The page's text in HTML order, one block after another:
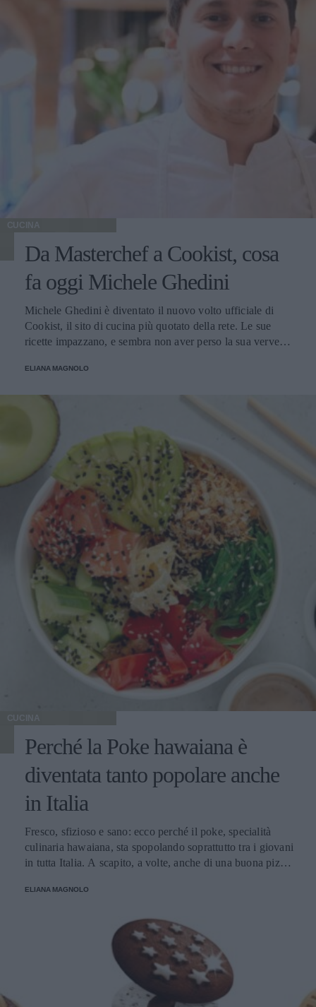
CUCINA
Da Masterchef a Cookist, cosa
fa oggi Michele Ghedini
Michele Ghedini è diventato il nuovo volto ufficiale di
Cookist, il sito di cucina più quotato della rete. Le sue
ricette impazzano, e sembra non aver perso la sua verve
veramente stupendo.
ELIANA MAGNOLO
CUCINA
Perché la Poke hawaiana è
diventata tanto popolare anche
in Italia
Fresco, sfizioso e sano: ecco perché il poke, specialità
culinaria hawaiana, sta spopolando soprattutto tra i giovani
in tutta Italia. A scapito, a volte, anche di una buona pizza.
ELIANA MAGNOLO